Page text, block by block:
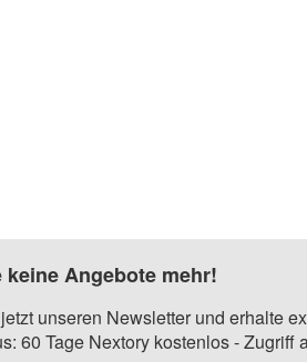
keine Angebote mehr!
unseren Newsletter und erhalte
60 Tage Nextory kostenlos - Zugriff